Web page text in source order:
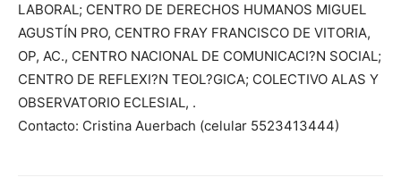
LABORAL; CENTRO DE DERECHOS HUMANOS MIGUEL
AGUSTÍN PRO, CENTRO FRAY FRANCISCO DE VITORIA,
OP, AC., CENTRO NACIONAL DE COMUNICACI?N SOCIAL;
CENTRO DE REFLEXI?N TEOL?GICA; COLECTIVO ALAS Y
OBSERVATORIO ECLESIAL, .
Contacto: Cristina Auerbach (celular 5523413444)